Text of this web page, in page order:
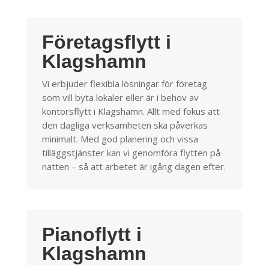
Företagsflytt i
Klagshamn
Vi erbjuder flexibla lösningar för företag
som vill byta lokaler eller är i behov av
kontorsflytt i Klagshamn. Allt med fokus att
den dagliga verksamheten ska påverkas
minimalt. Med god planering och vissa
tilläggstjänster kan vi genomföra flytten på
natten – så att arbetet är igång dagen efter.
Pianoflytt i
Klagshamn